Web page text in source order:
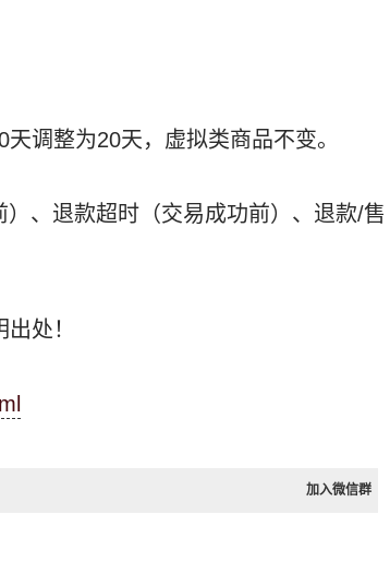
调整为20天，虚拟类商品不变。
、退款超时（交易成功前）、退款/售
处！
加入微信群